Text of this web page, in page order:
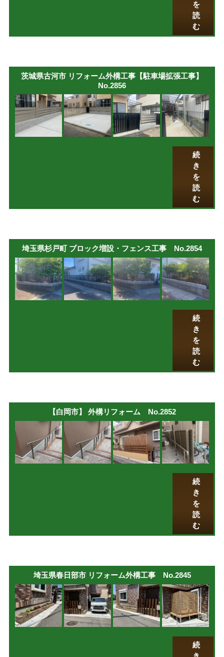
を
読
む
茨城県古河市 リフォーム外構工事【駐車場拡張工事】
No.2856
続
き
を
読
む
埼玉県杉戸町 ブロック増設・フェンス工事 No.2854
続
き
を
読
む
【白岡市】 外構リフォーム No.2852
続
き
を
読
む
埼玉県春日部市 リフォーム外構工事 No.2845
続